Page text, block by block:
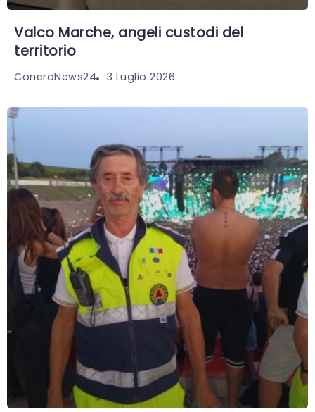
Valco Marche, angeli custodi del
territorio
ConeroNews24 3 Luglio 2026